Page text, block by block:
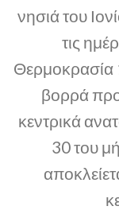
νησιά του
τις
Θερμοκρασία
βορρά
κεντρικά
30 του